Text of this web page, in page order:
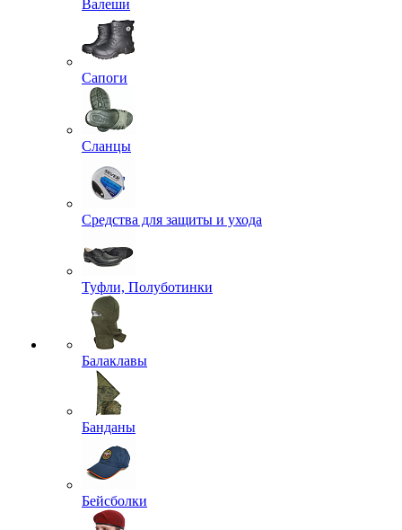
Валеши
Сапоги
Сланцы
Средства для защиты и ухода
Туфли, Полуботинки
Балаклавы
Банданы
Бейсболки